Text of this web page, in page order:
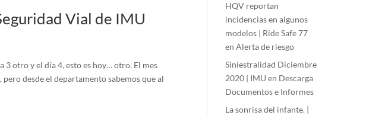
Vial de IMU
otro y el día 4, esto es hoy… otro. El mes
desde el departamento sabemos que al
HQV reportan
incidencias en algunos
modelos | Ride Safe 77
enAlerta de riesgo
Siniestralidad Diciembre
2020 | IMU en Descarga
Documentos e Informes
La sonrisa del infante. |